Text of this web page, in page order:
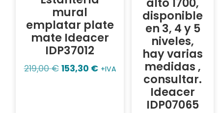
mural
emplatar plate
mate Ideacer
IDP37012
219,00€ 153,30 € +IVA
disponible
en 3, 4 y 5
niveles,
hay varias
medidas ,
consultar.
Ideacer
IDP07065